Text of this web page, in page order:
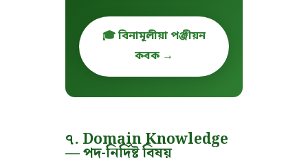
🎓 বিনামূলীয়া পঞ্জীয়ন
কৰক →
৭. Domain Knowledge
— পদ-নিৰ্দিষ্ট বিষয়